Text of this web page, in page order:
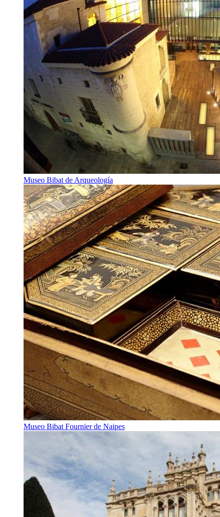
Museo Bibat de Arqueología
Museo Bibat Fournier de Naipes